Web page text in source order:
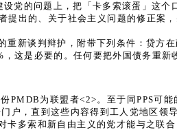
党的问题上，把「卡多索滚蛋」这
出的、关于社会主义问题的修正
新谈判辩护，附带下列条件：贷
这是必要的。任何要把外国债务重新
PMDB为联盟者<2>。至于同PPS
户，直到这些内容得到工人党地区领导
多索和新自由主义的党才能与之联